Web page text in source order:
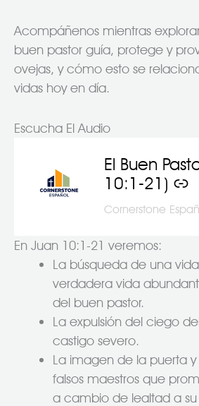
Acompáñenos mientras
buen pastor guía, protege y
ovejas, y cómo esto se
vidas hoy en día.
Escucha El Audio
El Buen
10:1-21)
–
Cornerstone
En Juan 10:1-21 veremos:
La búsqueda de una
verdadera vida
del buen pastor.
La expulsión del ciego
castigo severo.
La imagen de la puerta
falsos maestros que
a cambio de lealtad a